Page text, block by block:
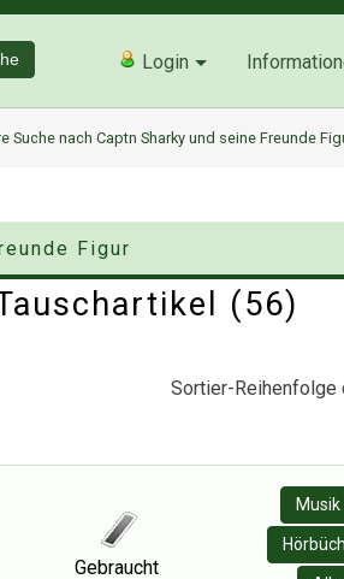
Login
Suche nach Captn Sharky und seine Freunde
Figur
(56)
Sortier-Reihenfolge
Gebraucht
Musik